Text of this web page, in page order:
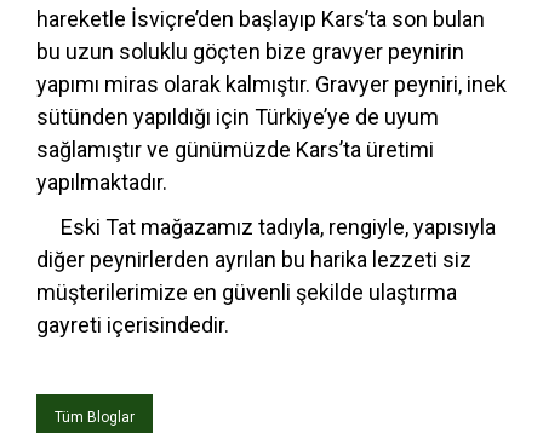
hareketle İsviçre’den başlayıp Kars’ta son bulan
bu uzun soluklu göçten bize gravyer peynirin
yapımı miras olarak kalmıştır. Gravyer peyniri, inek
sütünden yapıldığı için Türkiye’ye de uyum
sağlamıştır ve günümüzde Kars’ta üretimi
yapılmaktadır.
Eski Tat mağazamız tadıyla, rengiyle, yapısıyla
diğer peynirlerden ayrılan bu harika lezzeti siz
müşterilerimize en güvenli şekilde ulaştırma
gayreti içerisindedir.
Tüm Bloglar